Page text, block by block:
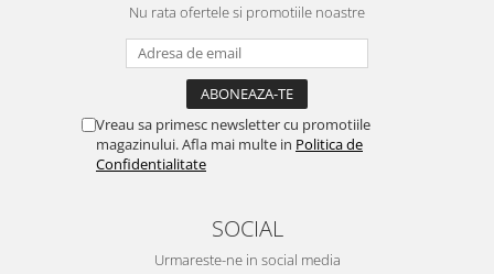
Nu rata ofertele si promotiile noastre
Vreau sa primesc newsletter cu promotiile
magazinului. Afla mai multe in Politica de
Confidentialitate
SOCIAL
Urmareste-ne in social media